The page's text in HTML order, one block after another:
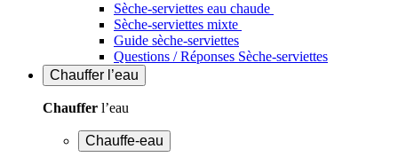
Sèche-serviettes eau chaude
Sèche-serviettes mixte
Guide sèche-serviettes
Questions / Réponses Sèche-serviettes
Chauffer l’eau
Chauffer l’eau
Chauffe-eau